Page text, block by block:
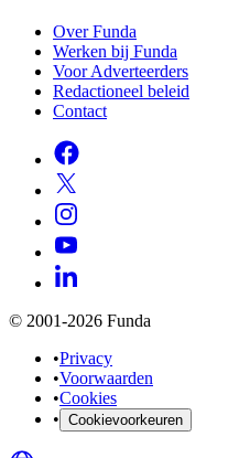
Over Funda
Werken bij Funda
Voor Adverteerders
Redactioneel beleid
Contact
© 2001-2026 Funda
•Privacy
•Voorwaarden
•Cookies
• Cookievoorkeuren